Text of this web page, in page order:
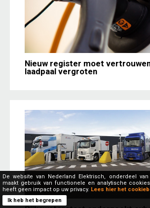
Nieuw register moet
laadpaal vergroten
De website van Nederland Elektrisch, onderdeel
maakt gebruik van functionele en analytische
heeft geen impact op uw privacy. Lees hier het
Ik heb het begrepen